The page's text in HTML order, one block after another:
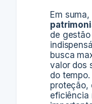
Em suma,
de
busca
valor dos
do
proteção,
eficiência